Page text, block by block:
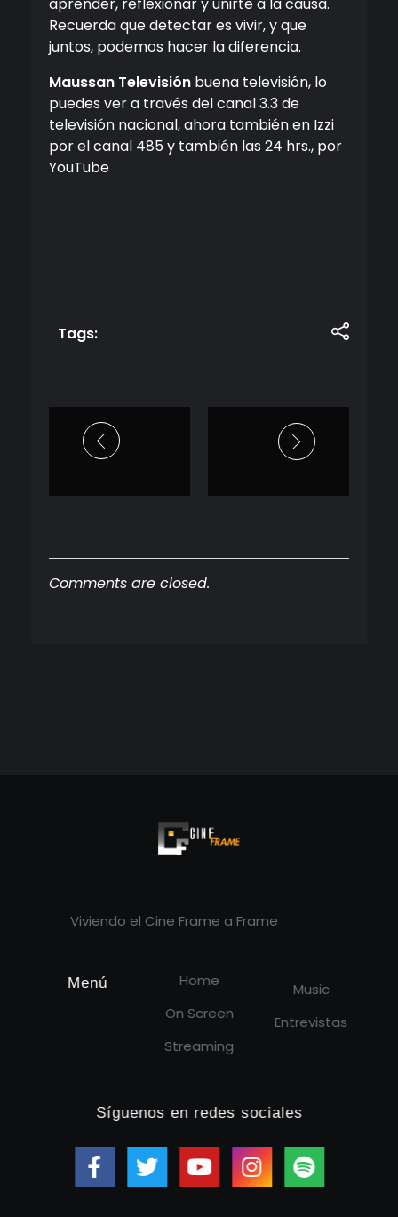
aprender, reflexionar y unirte a la causa.
Recuerda que detectar es vivir, y que
juntos, podemos hacer la diferencia.
Maussan Televisión buena televisión, lo
puedes ver a través del canal 3.3 de
televisión nacional, ahora también en Izzi
por el canal 485 y también las 24 hrs., por
YouTube
Tags:
Comments are closed.
Viviendo el Cine Frame a Frame
Menú
Home
On Screen
Streaming
Music
Entrevistas
Síguenos en redes sociales